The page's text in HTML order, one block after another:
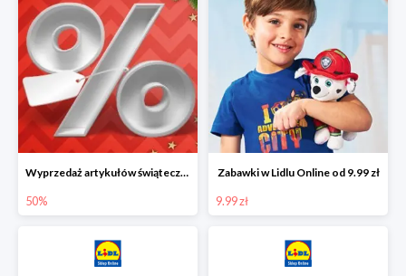
Wyprzedaż artykułów świątecznych w Lidlu Online
50%
Zabawki w Lidlu Online od 9.99 zł
9.99 zł